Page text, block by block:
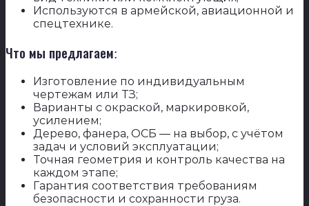
Используются в армейской, авиационной и
спецтехнике.
Что мы предлагаем:
Изготовление по индивидуальным
чертежам или ТЗ;
Варианты с окраской, маркировкой,
усилением;
Дерево, фанера, ОСБ — на выбор, с учётом
задач и условий эксплуатации;
Точная геометрия и контроль качества на
каждом этапе;
Гарантия соответствия требованиям
безопасности и сохранности груза.